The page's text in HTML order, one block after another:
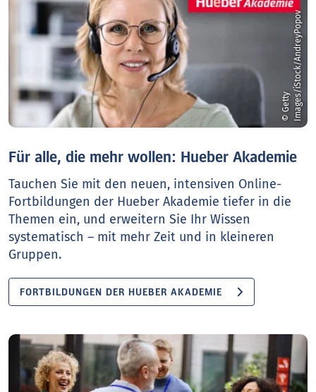
©
G
e
t
t
y
I
m
a
g
e
s
/
i
S
t
o
c
k
/
A
n
d
r
e
y
P
o
p
ov
Für alle, die mehr wollen: Hueber Akademie
Tauchen Sie mit den neuen, intensiven Online-
Fortbildungen der Hueber Akademie tiefer in die
Themen ein, und erweitern Sie Ihr Wissen
systematisch – mit mehr Zeit und in kleineren
Gruppen.
FORTBILDUNGEN DER HUEBER AKADEMIE